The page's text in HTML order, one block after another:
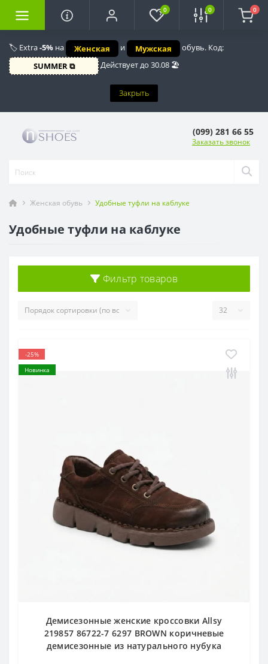
🏷️ Extra-5% на Женская и Мужская
обувь. Код:
SUMMER ⧉
Действует до 30.08 🏖️
Закрыть
0 0 0
(099) 281 66 55
Заказать звонок
Женская обувь Удобные туфли на каблуке
Удобные туфли на каблуке
Фильтр товаров
-25%
Новинка
Демисезонные женские кроссовки Allsy
219857 86722-7 6297 BROWN коричневые
демисезонные из натурального нубука